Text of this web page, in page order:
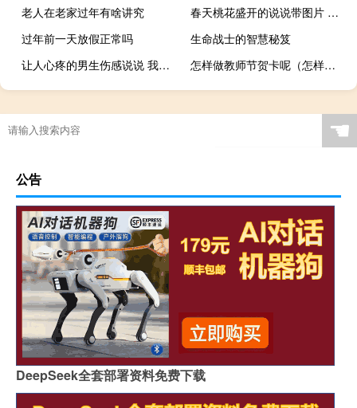
老人在老家过年有啥讲究
春天桃花盛开的说说带图片 赏花晒花的朋友圈文案
过年前一天放假正常吗
生命战士的智慧秘笈
让人心疼的男生伤感说说 我不想再等了终是一场空
怎样做教师节贺卡呢（怎样做教师节贺卡）
☚
公告
DeepSeek全套部署资料免费下载